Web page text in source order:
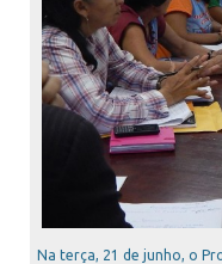
Na terça, 21 de junho, o